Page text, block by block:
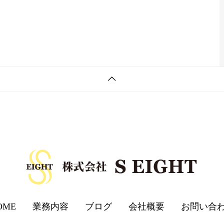
業務内容 ブログ 会社概要 お問い合